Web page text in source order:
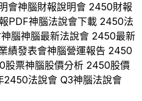
會神腦財報說明會 2450財報
PDF神腦法說會下載 2450法
神腦神腦最新法說會 2450最新
績發表會神腦營運報告 2450
股票神腦股價分析 2450股價
2450法說會 Q3神腦法說會